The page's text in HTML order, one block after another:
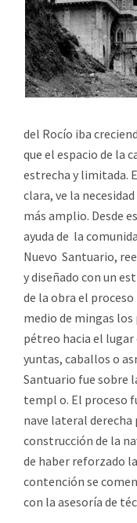
del Rocío iba
que el espacio de la
estrecha y limitada.
clara, ve la
más amplio. Desde
ayuda de la
Nuevo Santuario,
y diseñado con un
de la obra el
medio de mingas
pétreo hacia el
yuntas, caballos o
Santuario fue sobre
templ o. El proceso
nave lateral
construcción de la
de haber reforzado
contención se
con la asesoría de